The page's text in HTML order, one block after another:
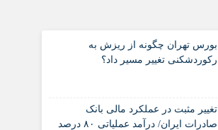
بورس تهران چگونه از ریزش به
رکوردشکنی تغییر مسیر داد؟
تغییر مثبت در عملکرد مالی بانک
صادرات ایران/ درآمد عملیاتی ۸۰ درصد